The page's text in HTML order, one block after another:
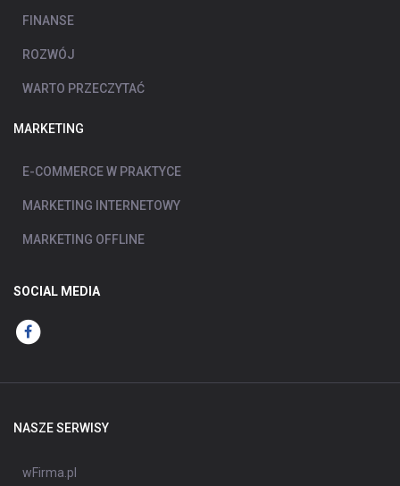
FINANSE
ROZWÓJ
WARTO PRZECZYTAĆ
MARKETING
E-COMMERCE W PRAKTYCE
MARKETING INTERNETOWY
MARKETING OFFLINE
SOCIAL MEDIA
NASZE SERWISY
wFirma.pl